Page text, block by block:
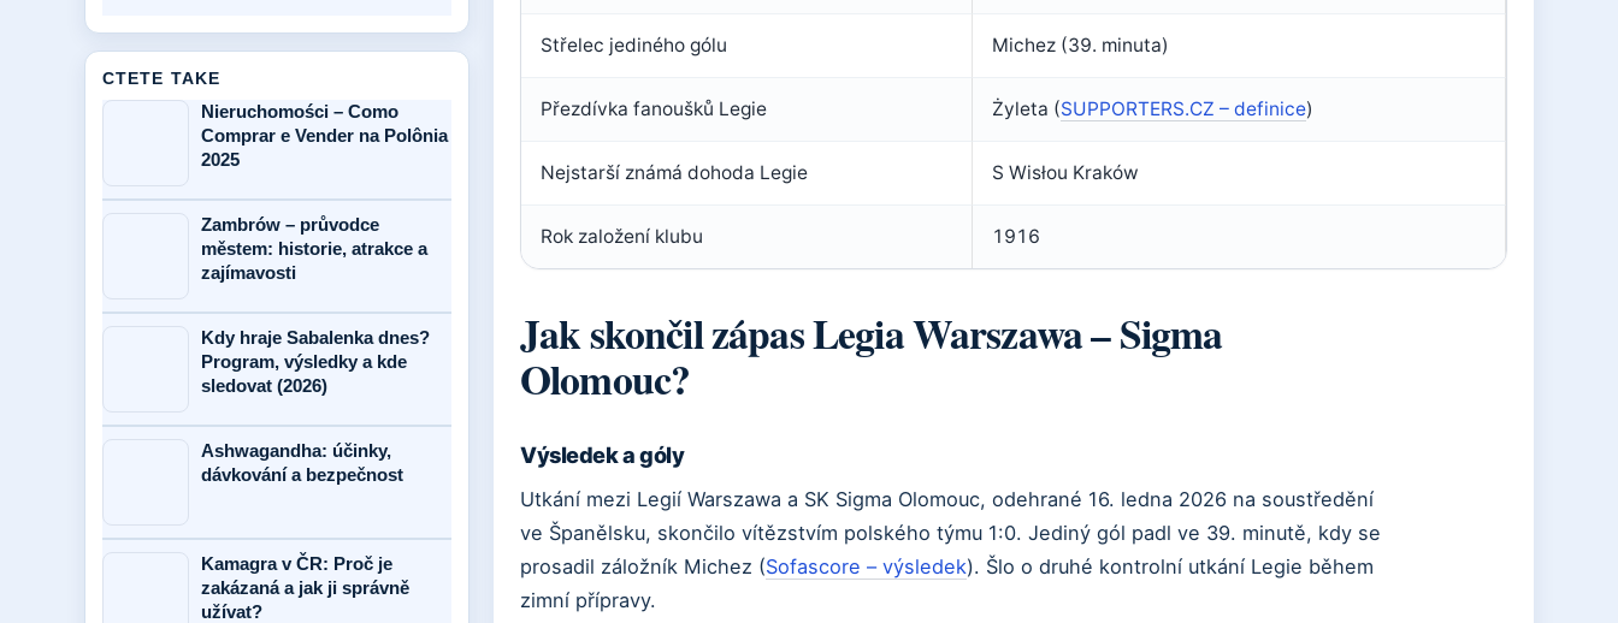
Střelec jediného gólu Michez (39. minuta)
Přezdívka fanoušků Legie Żyleta (SUPPORTERS.CZ – definice)
Nejstarší známá dohoda Legie S Wisłou Kraków
Rok založení klubu 1916
Jak skončil zápas Legia Warszawa – Sigma
Olomouc?
Výsledek a góly
Utkání mezi Legií Warszawa a SK Sigma Olomouc, odehrané 16. ledna 2026 na soustředění
ve Španělsku, skončilo vítězstvím polského týmu 1:0. Jediný gól padl ve 39. minutě, kdy se
prosadil záložník Michez (Sofascore – výsledek). Šlo o druhé kontrolní utkání Legie během
zimní přípravy.
CTETE TAKE
Nieruchomości – Como
Comprar e Vender na Polônia
2025
Zambrów – průvodce
městem: historie, atrakce a
zajímavosti
Kdy hraje Sabalenka dnes?
Program, výsledky a kde
sledovat (2026)
Ashwagandha: účinky,
dávkování a bezpečnost
Kamagra v ČR: Proč je
zakázaná a jak ji správně
užívat?